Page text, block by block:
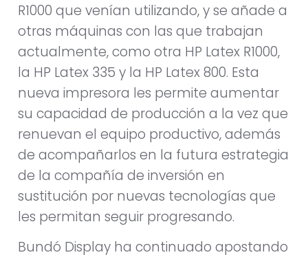
R1000 que venían utilizando, y se añade a
otras máquinas con las que trabajan
actualmente, como otra HP Latex R1000,
la HP Latex 335 y la HP Latex 800. Esta
nueva impresora les permite aumentar
su capacidad de producción a la vez que
renuevan el equipo productivo, además
de acompañarlos en la futura estrategia
de la compañía de inversión en
sustitución por nuevas tecnologías que
les permitan seguir progresando.
Bundó Display ha continuado apostando